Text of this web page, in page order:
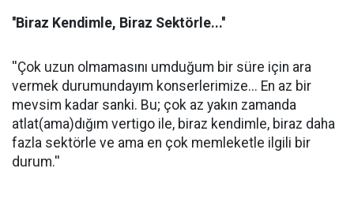
''Biraz Kendimle, Biraz Sektörle...''
''Çok uzun olmamasını umduğum bir süre için ara
vermek durumundayım konserlerimize... En az bir
mevsim kadar sanki. Bu; çok az yakın zamanda
atlat(ama)dığım vertigo ile, biraz kendimle, biraz daha
fazla sektörle ve ama en çok memleketle ilgili bir
durum.''